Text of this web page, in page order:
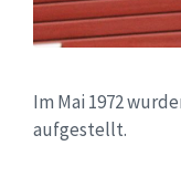
Im Mai 1972
aufgestellt.